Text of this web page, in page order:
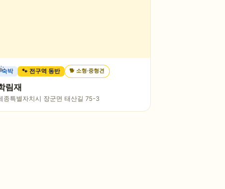
숙박 🐾 전구역 동반 🐕소형·중형견
림재
종특별자치시 장군면 태산길 75-3